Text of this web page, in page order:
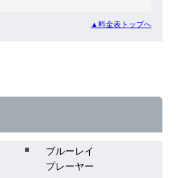
▲料金表トップへ
ブルーレイ
プレーヤー